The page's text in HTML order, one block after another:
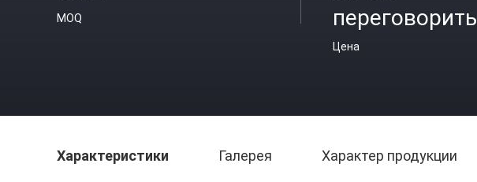
MOQ
переговорить
Цена
Характеристики Галерея Характер продукции